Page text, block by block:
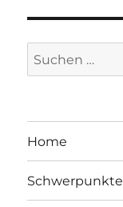
Suchen
nach:
Home
Schwerpunkte